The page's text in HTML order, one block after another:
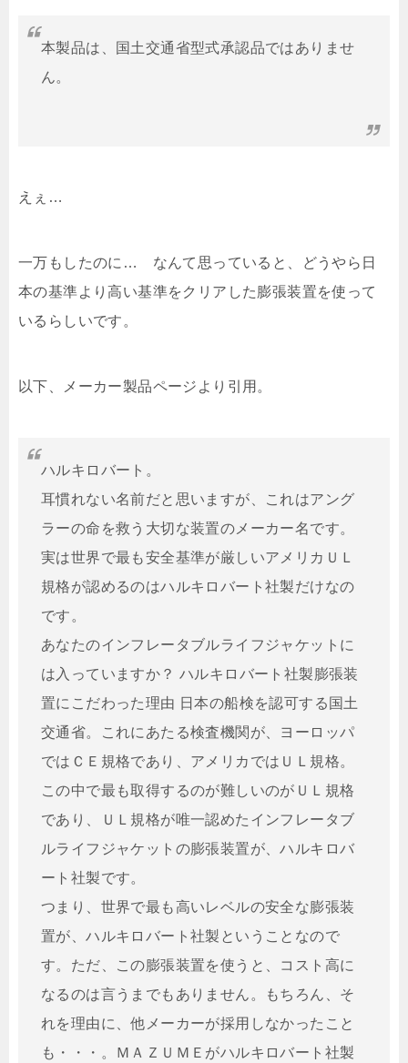
本製品は、国土交通省型式承認品ではありませ
ん。
えぇ…
一万もしたのに… なんて思っていると、どうやら日
本の基準より高い基準をクリアした膨張装置を使って
いるらしいです。
以下、メーカー製品ページより引用。
ハルキロバート。
耳慣れない名前だと思いますが、これはアング
ラーの命を救う大切な装置のメーカー名です。
実は世界で最も安全基準が厳しいアメリカＵＬ
規格が認めるのはハルキロバート社製だけなの
です。
あなたのインフレータブルライフジャケットに
は入っていますか？ ハルキロバート社製膨張装
置にこだわった理由 日本の船検を認可する国土
交通省。これにあたる検査機関が、ヨーロッパ
ではＣＥ規格であり、アメリカではＵＬ規格。
この中で最も取得するのが難しいのがＵＬ規格
であり、ＵＬ規格が唯一認めたインフレータブ
ルライフジャケットの膨張装置が、ハルキロバ
ート社製です。
つまり、世界で最も高いレベルの安全な膨張装
置が、ハルキロバート社製ということなので
す。ただ、この膨張装置を使うと、コスト高に
なるのは言うまでもありません。もちろん、そ
れを理由に、他メーカーが採用しなかったこと
も・・・。ＭＡＺＵＭＥがハルキロバート社製